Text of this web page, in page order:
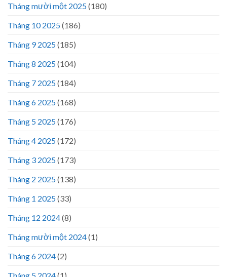
Tháng mười một 2025(180)
Tháng 10 2025(186)
Tháng 9 2025(185)
Tháng 8 2025(104)
Tháng 7 2025(184)
Tháng 6 2025(168)
Tháng 5 2025(176)
Tháng 4 2025(172)
Tháng 3 2025(173)
Tháng 2 2025(138)
Tháng 1 2025(33)
Tháng 12 2024(8)
Tháng mười một 2024(1)
Tháng 6 2024(2)
Tháng 5 2024(1)